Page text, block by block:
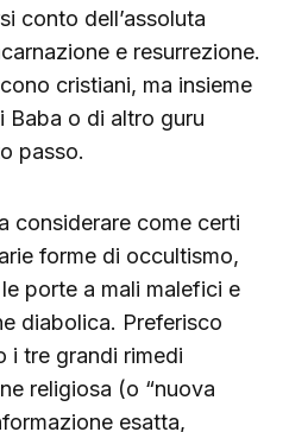
conto dell’assoluta
e resurrezione.
cristiani, ma insieme
Baba o di altro guru
passo.
considerare come certi
forme di occultismo,
porte a mali malefici e
diabolica. Preferisco
i tre grandi rimedi
religiosa (o “nuova
esatta,